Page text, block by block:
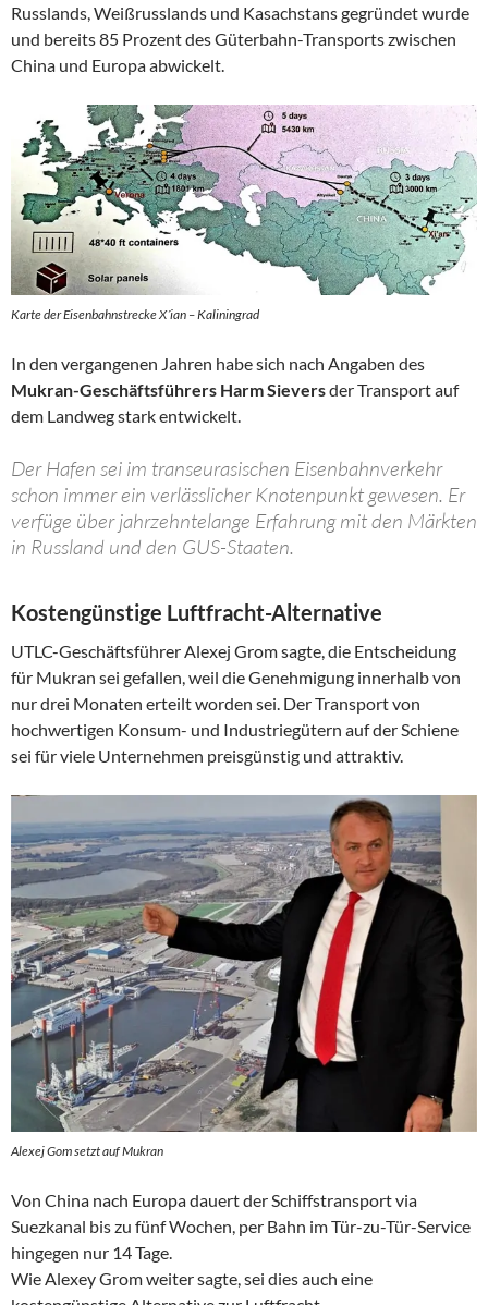
Russlands, Weißrusslands und Kasachstans gegründet wurde
und bereits 85 Prozent des Güterbahn-Transports zwischen
China und Europa abwickelt.
Karte der Eisenbahnstrecke X´ian – Kaliningrad
In den vergangenen Jahren habe sich nach Angaben des
Mukran-Geschäftsführers Harm Sieversder Transport auf
dem Landweg stark entwickelt.
Der Hafen sei im transeurasischen Eisenbahnverkehr
schon immer ein verlässlicher Knotenpunkt gewesen. Er
verfüge über jahrzehntelange Erfahrung mit den Märkten
in Russland und den GUS-Staaten.
Kostengünstige Luftfracht-Alternative
UTLC-Geschäftsführer Alexej Grom sagte, die Entscheidung
für Mukran sei gefallen, weil die Genehmigung innerhalb von
nur drei Monaten erteilt worden sei. Der Transport von
hochwertigen Konsum- und Industriegütern auf der Schiene
sei für viele Unternehmen preisgünstig und attraktiv.
Alexej Gom setzt auf Mukran
Von China nach Europa dauert der Schiffstransport via
Suezkanal bis zu fünf Wochen, per Bahn im Tür-zu-Tür-Service
hingegen nur 14 Tage.
Wie Alexey Grom weiter sagte, sei dies auch eine